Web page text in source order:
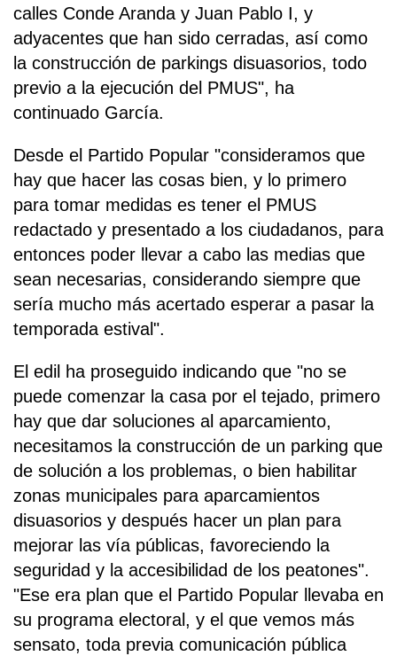
calles Conde Aranda y Juan Pablo I, y
adyacentes que han sido cerradas, así como
la construcción de parkings disuasorios, todo
previo a la ejecución del PMUS", ha
continuado García.
Desde el Partido Popular "consideramos que
hay que hacer las cosas bien, y lo primero
para tomar medidas es tener el PMUS
redactado y presentado a los ciudadanos, para
entonces poder llevar a cabo las medias que
sean necesarias, considerando siempre que
sería mucho más acertado esperar a pasar la
temporada estival".
El edil ha proseguido indicando que "no se
puede comenzar la casa por el tejado, primero
hay que dar soluciones al aparcamiento,
necesitamos la construcción de un parking que
de solución a los problemas, o bien habilitar
zonas municipales para aparcamientos
disuasorios y después hacer un plan para
mejorar las vía públicas, favoreciendo la
seguridad y la accesibilidad de los peatones".
"Ese era plan que el Partido Popular llevaba en
su programa electoral, y el que vemos más
sensato, toda previa comunicación pública